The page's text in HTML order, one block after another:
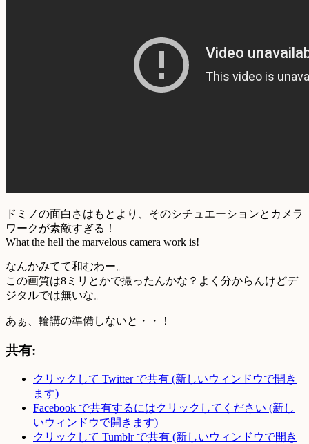
ドミノの面白さはもとより、そのシチュエーションとカメラ
ワークが素敵すぎる！
What the hell the marvelous camera work is!
なんかみてて和むわー。
この画質は8ミリとかで撮ったんかな？よく分からんけどデ
ジタルでは無いな。
あぁ、輪講の準備しないと・・！
共有:
クリックして Twitter で共有 (新しいウィンドウで開き
ます)
Facebook で共有するにはクリックしてください (新し
いウィンドウで開きます)
クリックして Tumblr で共有 (新しいウィンドウで開き